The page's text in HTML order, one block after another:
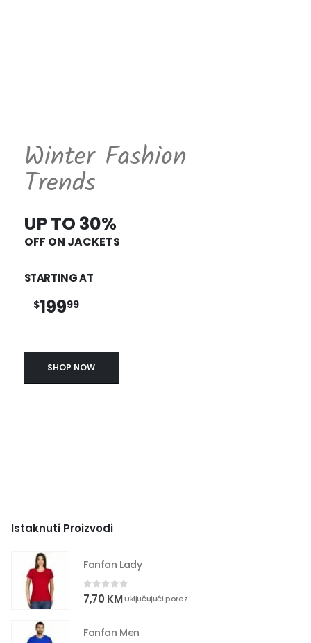
Winter Fashion
Trends
UP TO 30%
OFF ON JACKETS
STARTING AT
$19999
SHOP NOW
Istaknuti Proizvodi
Fanfan Lady
0out of 5
7,70 KMUključujući porez
Fanfan Men